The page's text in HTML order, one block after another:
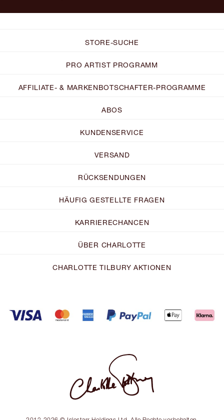
STORE-SUCHE
PRO ARTIST PROGRAMM
AFFILIATE- & MARKENBOTSCHAFTER-PROGRAMME
ABOS
KUNDENSERVICE
VERSAND
RÜCKSENDUNGEN
HÄUFIG GESTELLTE FRAGEN
KARRIERECHANCEN
ÜBER CHARLOTTE
CHARLOTTE TILBURY AKTIONEN